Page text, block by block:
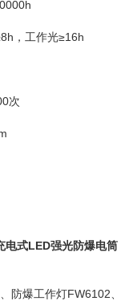
，工作光≥16h
次
电式LED强光防爆电筒
防爆工作灯FW6102